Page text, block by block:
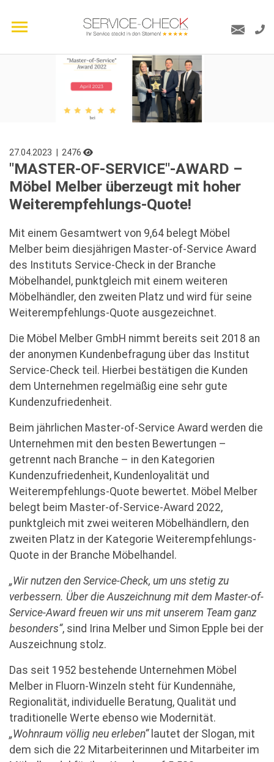
27.04.2023 | 2476
"MASTER-OF-SERVICE"-AWARD –
Möbel Melber überzeugt mit hoher
Weiterempfehlungs-Quote!
Mit einem Gesamtwert von 9,64 belegt Möbel
Melber beim diesjährigen Master-of-Service Award
des Instituts Service-Check in der Branche
Möbelhandel, punktgleich mit einem weiteren
Möbelhändler, den zweiten Platz und wird für seine
Weiterempfehlungs-Quote ausgezeichnet.
Die Möbel Melber GmbH nimmt bereits seit 2018 an
der anonymen Kundenbefragung über das Institut
Service-Check teil. Hierbei bestätigen die Kunden
dem Unternehmen regelmäßig eine sehr gute
Kundenzufriedenheit.
Beim jährlichen Master-of-Service Award werden die
Unternehmen mit den besten Bewertungen –
getrennt nach Branche – in den Kategorien
Kundenzufriedenheit, Kundenloyalität und
Weiterempfehlungs-Quote bewertet. Möbel Melber
belegt beim Master-of-Service-Award 2022,
punktgleich mit zwei weiteren Möbelhändlern, den
zweiten Platz in der Kategorie Weiterempfehlungs-
Quote in der Branche Möbelhandel.
„Wir nutzen den Service-Check, um uns stetig zu
verbessern. Über die Auszeichnung mit dem Master-of-
Service-Award freuen wir uns mit unserem Team ganz
besonders“, sind Irina Melber und Simon Epple bei der
Auszeichnung stolz.
Das seit 1952 bestehende Unternehmen Möbel
Melber in Fluorn-Winzeln steht für Kundennähe,
Regionalität, individuelle Beratung, Qualität und
traditionelle Werte ebenso wie Modernität.
„Wohnraum völlig neu erleben“lautet der Slogan, mit
dem sich die 22 Mitarbeiterinnen und Mitarbeiter im